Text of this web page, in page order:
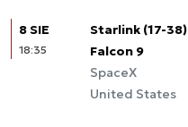
8 SIE
18:35
Starlink (17-38)
Falcon 9
SpaceX
United States